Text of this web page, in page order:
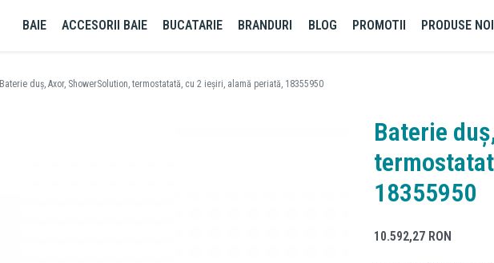
BAIE ACCESORII BAIE BUCATARIE BRANDURI BLOG PROMOTII PRODUSE NOI
Baterie duș, Axor, ShowerSolution, termostatată, cu 2 ieșiri, alamă periată, 18355950
Baterie
18355950
10.592,27 RON